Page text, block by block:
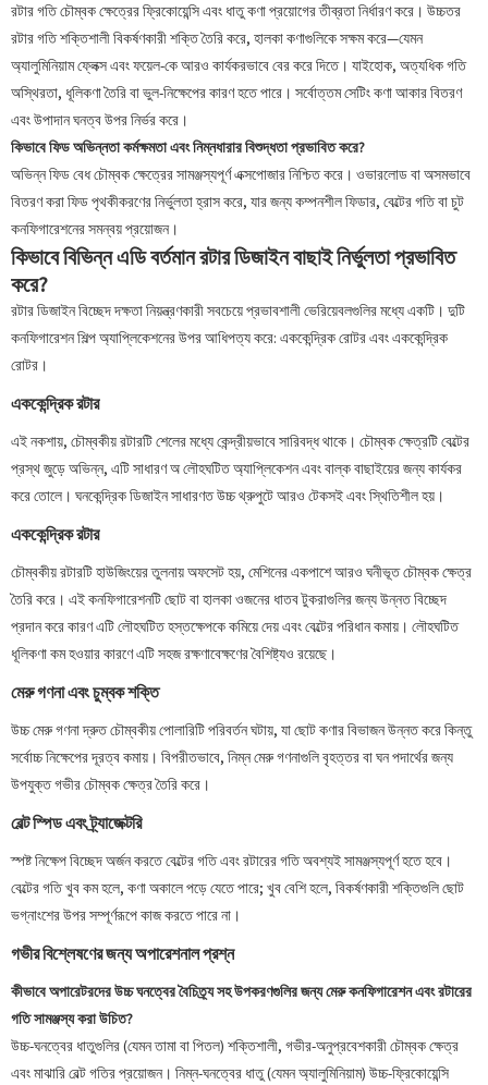
রটার গতি চৌম্বক ক্ষেত্রের ফ্রিকোয়েন্সি এবং ধাতু কণা প্রয়োগের তীব্রতা নির্ধারণ করে। উচ্চতর
রটার গতি শক্তিশালী বিকর্ষণকারী শক্তি তৈরি করে, হালকা কণাগুলিকে সক্ষম করে—যেমন
অ্যালুমিনিয়াম ফ্লেক্স এবং ফয়েল-কে আরও কার্যকরভাবে বের করে দিতে। যাইহোক, অত্যধিক গতি
অস্থিরতা, ধূলিকণা তৈরি বা ভুল-নিক্ষেপের কারণ হতে পারে। সর্বোত্তম সেটিং কণা আকার বিতরণ
এবং উপাদান ঘনত্ব উপর নির্ভর করে।
কিভাবে ফিড অভিন্নতা কর্মক্ষমতা এবং নিম্নধারার বিশুদ্ধতা প্রভাবিত করে?
অভিন্ন ফিড বেধ চৌম্বক ক্ষেত্রের সামঞ্জস্যপূর্ণ এক্সপোজার নিশ্চিত করে। ওভারলোড বা অসমভাবে
বিতরণ করা ফিড পৃথকীকরণের নির্ভুলতা হ্রাস করে, যার জন্য কম্পনশীল ফিডার, বেল্টের গতি বা চুট
কনফিগারেশনের সমন্বয় প্রয়োজন।
কিভাবে বিভিন্ন এডি বর্তমান রটার ডিজাইন বাছাই নির্ভুলতা প্রভাবিত
করে?
রটার ডিজাইন বিচ্ছেদ দক্ষতা নিয়ন্ত্রণকারী সবচেয়ে প্রভাবশালী ভেরিয়েবলগুলির মধ্যে একটি। দুটি
কনফিগারেশন শিল্প অ্যাপ্লিকেশনের উপর আধিপত্য করে: এককেন্দ্রিক রোটর এবং এককেন্দ্রিক
রোটর।
এককেন্দ্রিক রটার
এই নকশায়, চৌম্বকীয় রটারটি শেলের মধ্যে কেন্দ্রীয়ভাবে সারিবদ্ধ থাকে। চৌম্বক ক্ষেত্রটি বেল্টের
প্রস্থ জুড়ে অভিন্ন, এটি সাধারণ অ লৌহঘটিত অ্যাপ্লিকেশন এবং বাল্ক বাছাইয়ের জন্য কার্যকর
করে তোলে। ঘনকেন্দ্রিক ডিজাইন সাধারণত উচ্চ থ্রুপুটে আরও টেকসই এবং স্থিতিশীল হয়।
এককেন্দ্রিক রটার
চৌম্বকীয় রটারটি হাউজিংয়ের তুলনায় অফসেট হয়, মেশিনের একপাশে আরও ঘনীভূত চৌম্বক ক্ষেত্র
তৈরি করে। এই কনফিগারেশনটি ছোট বা হালকা ওজনের ধাতব টুকরাগুলির জন্য উন্নত বিচ্ছেদ
প্রদান করে কারণ এটি লৌহঘটিত হস্তক্ষেপকে কমিয়ে দেয় এবং বেল্টের পরিধান কমায়। লৌহঘটিত
ধূলিকণা কম হওয়ার কারণে এটি সহজ রক্ষণাবেক্ষণের বৈশিষ্ট্যও রয়েছে।
মেরু গণনা এবং চুম্বক শক্তি
উচ্চ মেরু গণনা দ্রুত চৌম্বকীয় পোলারিটি পরিবর্তন ঘটায়, যা ছোট কণার বিভাজন উন্নত করে কিন্তু
সর্বোচ্চ নিক্ষেপের দূরত্ব কমায়। বিপরীতভাবে, নিম্ন মেরু গণনাগুলি বৃহত্তর বা ঘন পদার্থের জন্য
উপযুক্ত গভীর চৌম্বক ক্ষেত্র তৈরি করে।
বেল্ট স্পিড এবং ট্র্যাজেক্টরি
স্পষ্ট নিক্ষেপ বিচ্ছেদ অর্জন করতে বেল্টের গতি এবং রটারের গতি অবশ্যই সামঞ্জস্যপূর্ণ হতে হবে।
বেল্টের গতি খুব কম হলে, কণা অকালে পড়ে যেতে পারে; খুব বেশি হলে, বিকর্ষণকারী শক্তিগুলি ছোট
ভগ্নাংশের উপর সম্পূর্ণরূপে কাজ করতে পারে না।
গভীর বিশ্লেষণের জন্য অপারেশনাল প্রশ্ন
কীভাবে অপারেটরদের উচ্চ ঘনত্বের বৈচিত্র্য সহ উপকরণগুলির জন্য মেরু কনফিগারেশন এবং রটারের
গতি সামঞ্জস্য করা উচিত?
উচ্চ-ঘনত্বের ধাতুগুলির (যেমন তামা বা পিতল) শক্তিশালী, গভীর-অনুপ্রবেশকারী চৌম্বক ক্ষেত্র
এবং মাঝারি বেল্ট গতির প্রয়োজন। নিম্ন-ঘনত্বের ধাতু (যেমন অ্যালুমিনিয়াম) উচ্চ-ফ্রিকোয়েন্সি